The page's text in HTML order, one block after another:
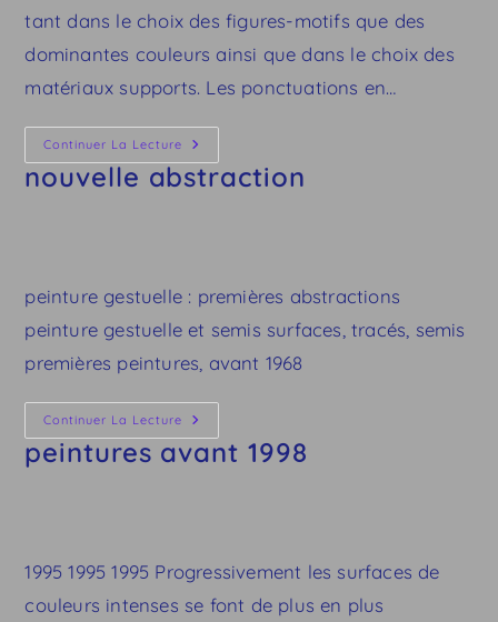
tant dans le choix des figures-motifs que des
dominantes couleurs ainsi que dans le choix des
matériaux supports. Les ponctuations en…
Continuer La Lecture Nouvelle
Abstraction
nouvelle abstraction
peinture gestuelle : premières abstractions
peinture gestuelle et semis surfaces, tracés, semis
premières peintures, avant 1968
Continuer La Lecture Peintures
Avant
1998
peintures avant 1998
1995 1995 1995 Progressivement les surfaces de
couleurs intenses se font de plus en plus